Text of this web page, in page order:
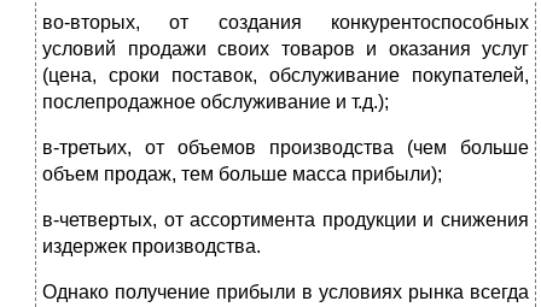
во-вторых, от создания конкурентоспособных
условий продажи своих товаров и оказания услуг
(цена, сроки поставок, обслуживание покупателей,
послепродажное обслуживание и т.д.);
в-третьих, от объемов производства (чем больше
объем продаж, тем больше масса прибыли);
в-четвертых, от ассортимента продукции и снижения
издержек производства.
Однако получение прибыли в условиях рынка всегда